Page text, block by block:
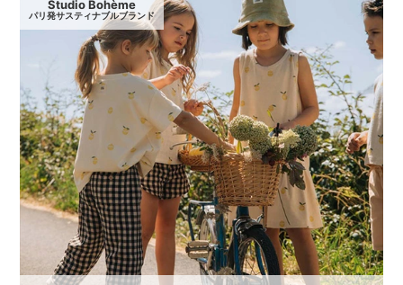
Studio Bohème
パリ発サスティナブルブランド